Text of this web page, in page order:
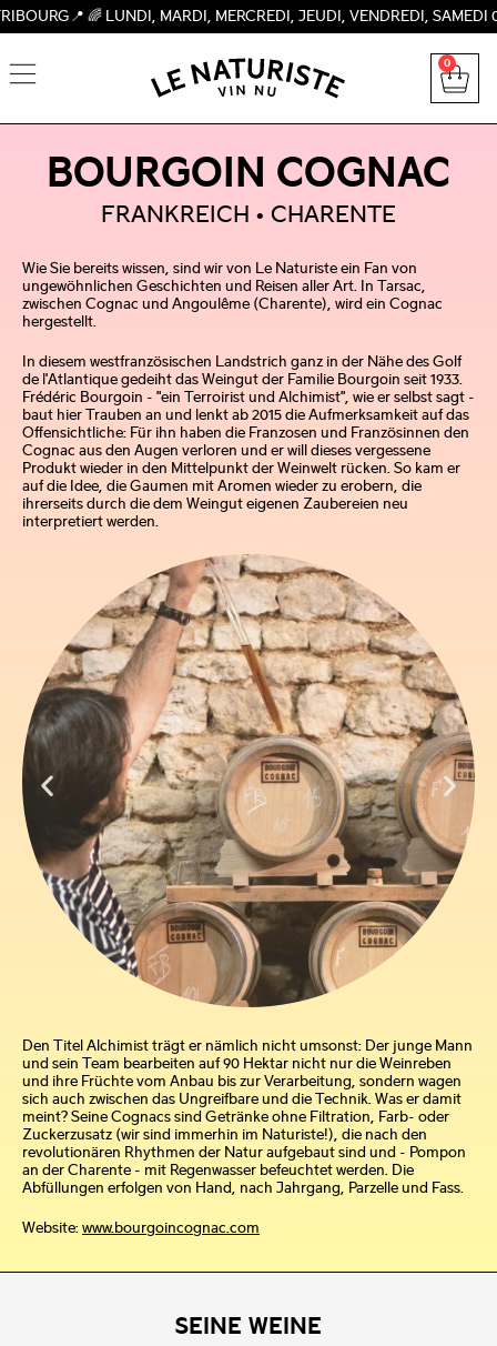
🌈 LUNDI, MARDI, MERCREDI, JEUDI, VENDREDI, SAMEDI 09H-
0
BOURGOIN COGNAC
FRANKREICH CHARENTE
Wie Sie bereits wissen, sind wir von Le Naturiste ein Fan von
ungewöhnlichen Geschichten und Reisen aller Art. In Tarsac,
zwischen Cognac und Angoulême (Charente), wird ein Cognac
hergestellt.
In diesem westfranzösischen Landstrich ganz in der Nähe des Golf
de l'Atlantique gedeiht das Weingut der Familie Bourgoin seit 1933.
Frédéric Bourgoin - "ein Terroirist und Alchimist", wie er selbst sagt -
baut hier Trauben an und lenkt ab 2015 die Aufmerksamkeit auf das
Offensichtliche: Für ihn haben die Franzosen und Französinnen den
Cognac aus den Augen verloren und er will dieses vergessene
Produkt wieder in den Mittelpunkt der Weinwelt rücken. So kam er
auf die Idee, die Gaumen mit Aromen wieder zu erobern, die
ihrerseits durch die dem Weingut eigenen Zaubereien neu
interpretiert werden.
Den Titel Alchimist trägt er nämlich nicht umsonst: Der junge Mann
und sein Team bearbeiten auf 90 Hektar nicht nur die Weinreben
und ihre Früchte vom Anbau bis zur Verarbeitung, sondern wagen
sich auch zwischen das Ungreifbare und die Technik. Was er damit
meint? Seine Cognacs sind Getränke ohne Filtration, Farb- oder
Zuckerzusatz (wir sind immerhin im Naturiste!), die nach den
revolutionären Rhythmen der Natur aufgebaut sind und - Pompon
an der Charente - mit Regenwasser befeuchtet werden. Die
Abfüllungen erfolgen von Hand, nach Jahrgang, Parzelle und Fass.
Website:www.bourgoincognac.com
SEINE WEINE